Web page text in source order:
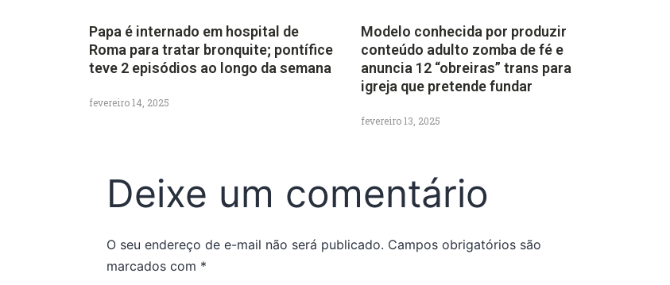
Papa é internado em hospital de
Roma para tratar bronquite; pontífice
teve 2 episódios ao longo da semana
fevereiro 14, 2025
Modelo conhecida por produzir
conteúdo adulto zomba de fé e
anuncia 12 “obreiras” trans para
igreja que pretende fundar
fevereiro 13, 2025
Deixe um comentário
O seu endereço de e-mail não será publicado. Campos obrigatórios são
marcados com *